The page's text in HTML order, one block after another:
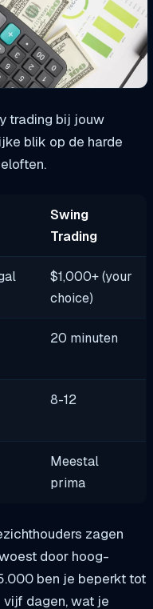
trading bij jouw
blik op de harde
Swing
Trading
$1,000+ (your
choice)
20 minuten
8-12
Meestal
prima
zagen
door hoog-
ben je beperkt tot
vijf dagen, wat je